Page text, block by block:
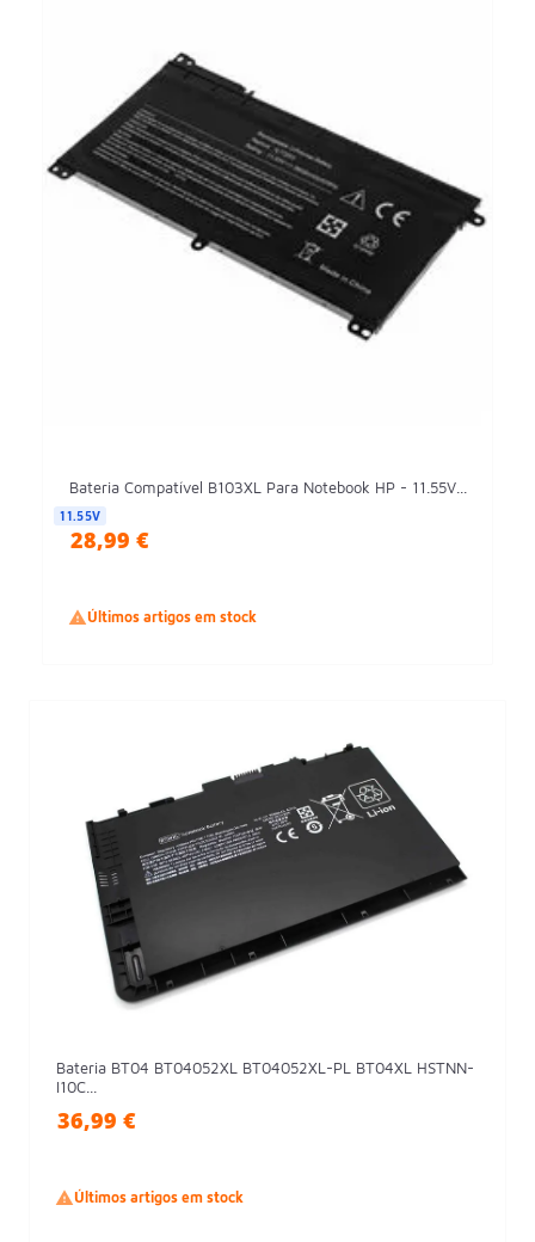
Bateria Compatível B103XL Para Notebook HP - 11.55V...
11.55V
28,99 €
Últimos artigos em stock
Bateria BT04 BT04052XL BT04052XL-PL BT04XL HSTNN-
I10C...
36,99 €
Últimos artigos em stock